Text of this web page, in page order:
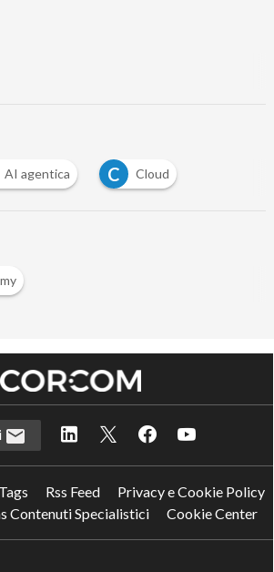
AI agentica C Cloud
Tags Rss Feed
Privacy e Cookie Policy
Contenuti Specialistici
Cookie Center